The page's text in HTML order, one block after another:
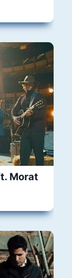
Morat